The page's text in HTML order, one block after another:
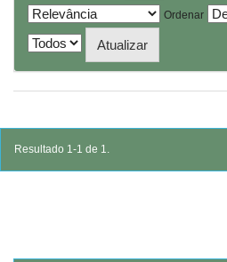
Ordenar
Resultado 1-1 de 1.